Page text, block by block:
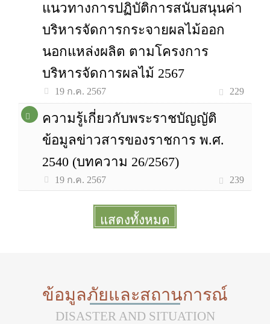
แนวทางการปฏิบัติการสนับสนุนค่า
บริหารจัดการกระจายผลไม้ออก
นอกแหล่งผลิต ตามโครงการ
บริหารจัดการผลไม้ 2567
19 ก.ค. 2567 229
ความรู้เกี่ยวกับพระราชบัญญัติ
ข้อมูลข่าวสารของราชการ พ.ศ.
2540 (บทความ 26/2567)
19 ก.ค. 2567 239
แสดงทั้งหมด
ข้อมูลภัยและสถานการณ์
DISASTER AND SITUATION